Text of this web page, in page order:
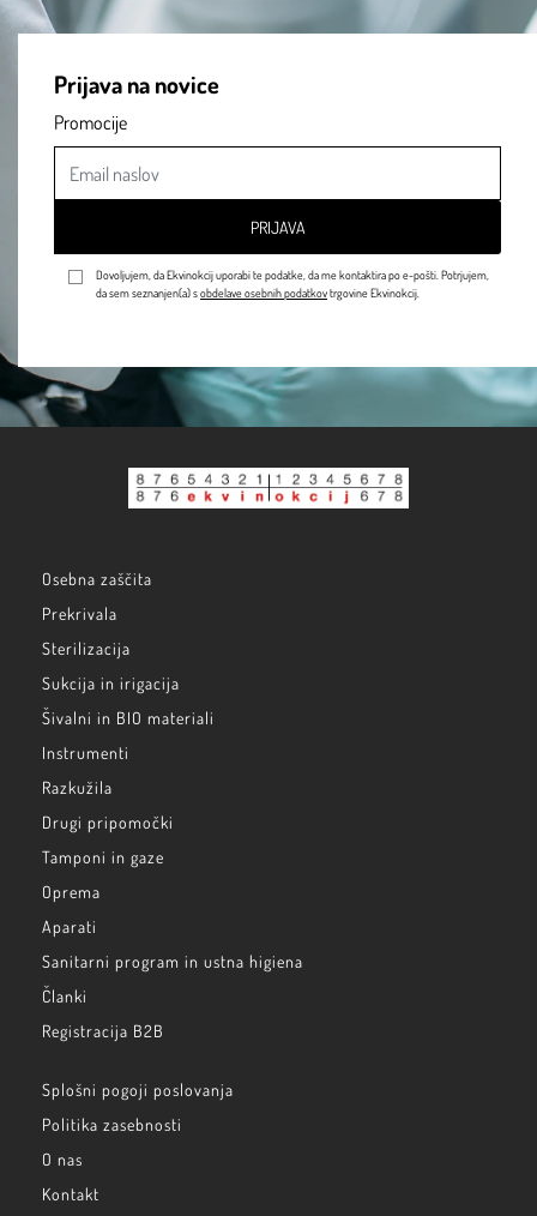
Prijava na novice
Promocije
PRIJAVA
Dovoljujem, da Ekvinokcij uporabi te podatke, da me kontaktira po e-pošti. Potrjujem,
da sem seznanjen(a) sobdelave osebnih podatkovtrgovine Ekvinokcij.
Osebna zaščita
Prekrivala
Sterilizacija
Sukcija in irigacija
Šivalni in BIO materiali
Instrumenti
Razkužila
Drugi pripomočki
Tamponi in gaze
Oprema
Aparati
Sanitarni program in ustna higiena
Članki
Registracija B2B
Splošni pogoji poslovanja
Politika zasebnosti
O nas
Kontakt